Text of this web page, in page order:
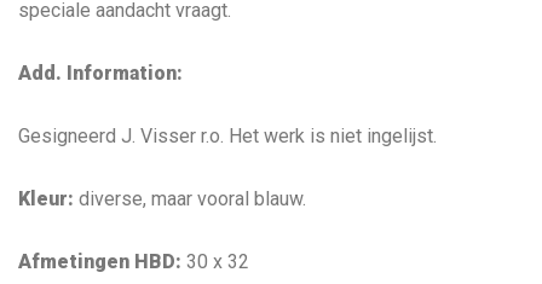
speciale aandacht vraagt.
Add. Information:
Gesigneerd J. Visser r.o. Het werk is niet ingelijst.
Kleur: diverse, maar vooral blauw.
Afmetingen HBD: 30 x 32